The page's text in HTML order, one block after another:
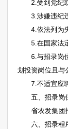
2.受到党纪或
3.涉嫌违纪违
4.依法列为失
5.在国家法定
6.与招录岗位
划投资岗位且与
7.不适宜应聘
五、招录岗
省农发集团招
六、招录程